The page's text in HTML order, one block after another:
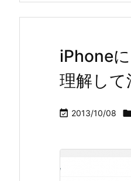
iPhone
理解して
 2013/10/08